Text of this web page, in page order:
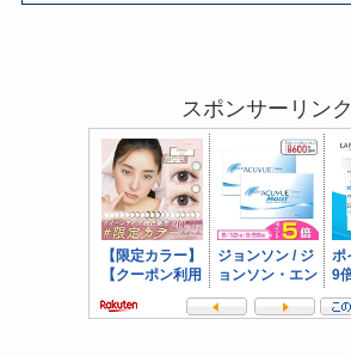
スポンサーリンク